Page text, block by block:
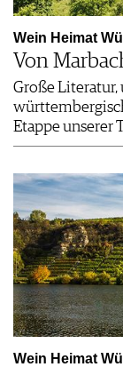
Wein Heimat
Von
Große Literatur,
Etappe unserer
Wein Heimat